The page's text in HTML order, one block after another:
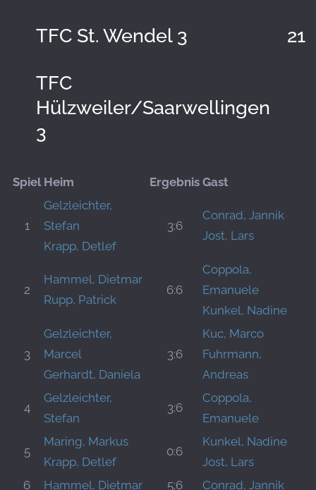
TFC St. Wendel 3
TFC
Hülzweiler/Saarwellingen
3
Spiel Heim Ergebnis Gast
1
Gelzleichter,
Stefan
Krapp, Detlef
3:6
Conrad, Jannik
Jost, Lars
2
Hammel, Dietmar
Rupp, Patrick
6:6
Coppola,
Emanuele
Kunkel, Nadine
3
Gelzleichter,
Marcel
Gerhardt, Daniela
3:6
Kuc, Marco
Fuhrmann,
Andreas
4
Gelzleichter,
Stefan
3:6
Coppola,
Emanuele
5
Maring, Markus
Krapp, Detlef
0:6
Kunkel, Nadine
Jost, Lars
6
Hammel, Dietmar 5:6 Conrad, Jannik